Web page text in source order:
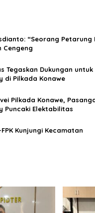
“Seorang Petarung
Cengeng
Tegaskan Dukungan untuk
di Pilkada Konawe
Pilkada Konawe,
Puncaki Elektabilitas
Kunjungi Kecamatan